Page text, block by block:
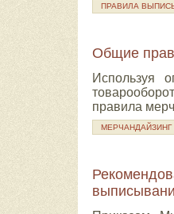
ПРАВИЛА
Общие
Используя
правила
МЕРЧАНДАЙЗИНГ